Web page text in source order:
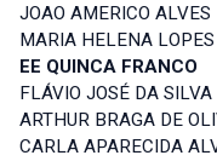
JOAO AMERICO ALVES
MARIA HELENA
EE QUINCA FRANCO
FLÁVIO JOSÉ DA SILVA
ARTHUR BRAGA DE
CARLA APARECIDA